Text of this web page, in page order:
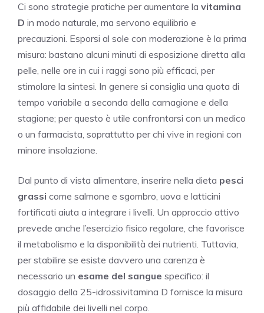
Ci sono strategie pratiche per aumentare la vitamina
D in modo naturale, ma servono equilibrio e
precauzioni. Esporsi al sole con moderazione è la prima
misura: bastano alcuni minuti di esposizione diretta alla
pelle, nelle ore in cui i raggi sono più efficaci, per
stimolare la sintesi. In genere si consiglia una quota di
tempo variabile a seconda della carnagione e della
stagione; per questo è utile confrontarsi con un medico
o un farmacista, soprattutto per chi vive in regioni con
minore insolazione.
Dal punto di vista alimentare, inserire nella dieta pesci
grassi come salmone e sgombro, uova e latticini
fortificati aiuta a integrare i livelli. Un approccio attivo
prevede anche l’esercizio fisico regolare, che favorisce
il metabolismo e la disponibilità dei nutrienti. Tuttavia,
per stabilire se esiste davvero una carenza è
necessario un esame del sangue specifico: il
dosaggio della 25-idrossivitamina D fornisce la misura
più affidabile dei livelli nel corpo.